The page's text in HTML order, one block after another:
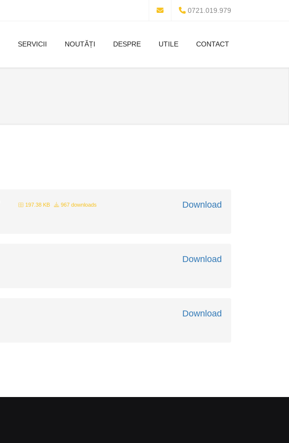
0721.019.979
SERVICII NOUTĂȚI DESPRE UTILE CONTACT
Download
197.38 KB 967 downloads
Download
Download